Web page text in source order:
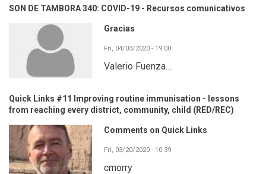
SON DE TAMBORA 340: COVID-19 - Recursos comunicativos
Gracias
Fri, 04/03/2020 - 19:00
Valerio Fuenza…
Quick Links #11 Improving routine immunisation - lessons
from reaching every district, community, child (RED/REC)
Comments on Quick Links
Fri, 03/20/2020 - 10:39
cmorry